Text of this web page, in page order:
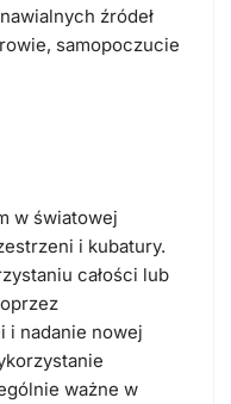
źródeł
samopoczucie
w światowej
i kubatury.
całości lub
i nadanie nowej
ważne w